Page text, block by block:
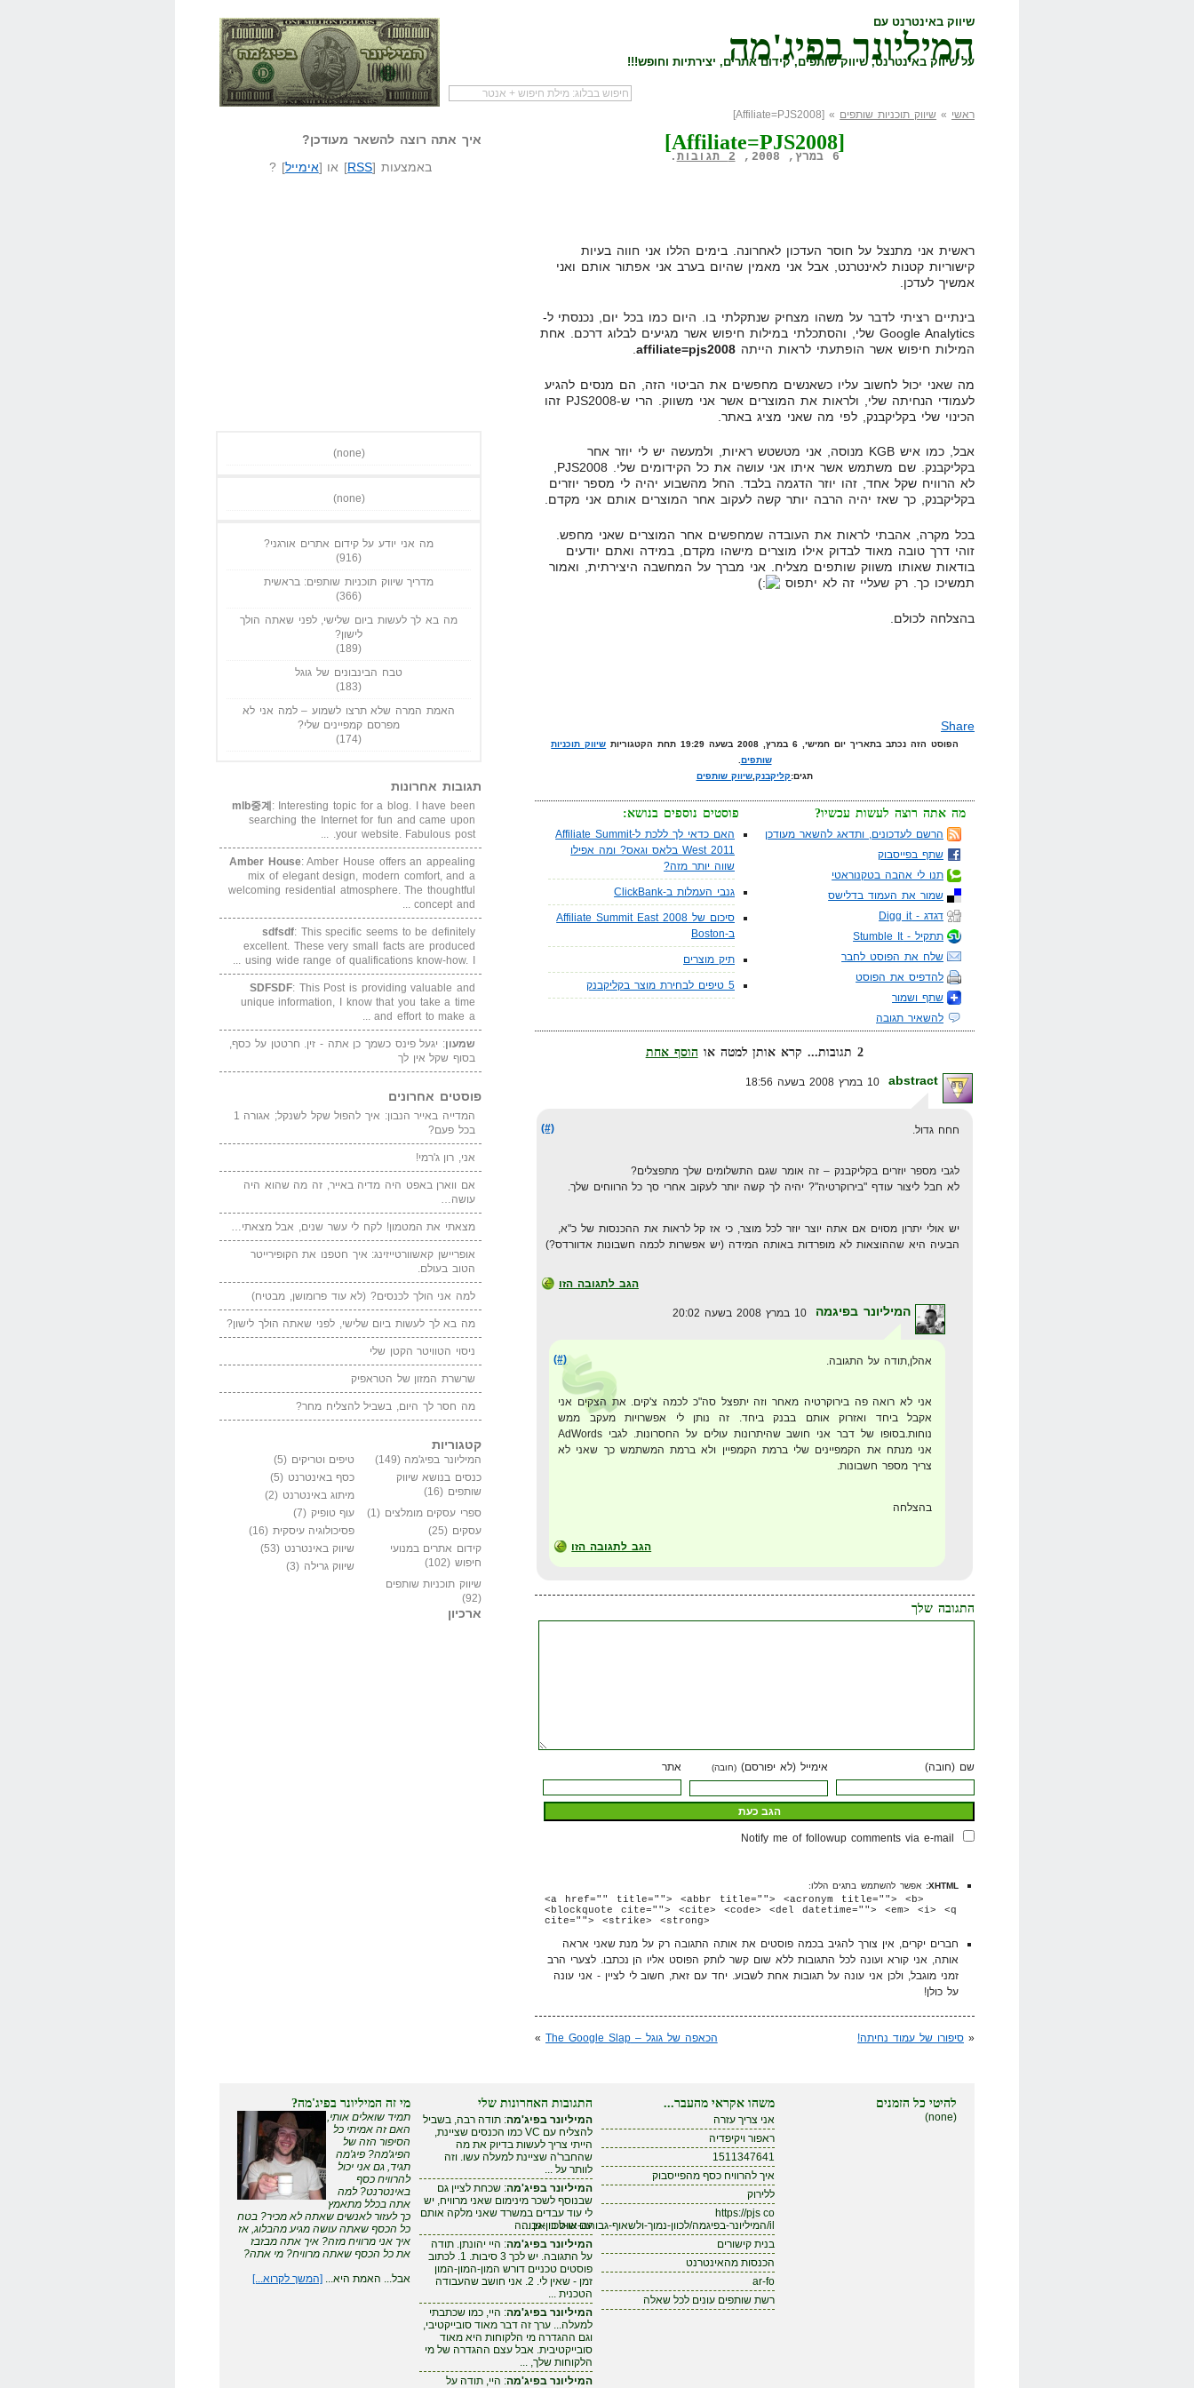
שיווק באינטרנט עם
המיליונר בפיג'מה
על שיווק באינטרנט, שיווק שותפים, קידום אתרים, יצירתיות וחופש!!!
שאל שאלה המיליונר בפיג'מה שיווק שותפים
ראשי » שיווק תוכניות שותפים » [Affiliate=PJS2008]
[Affiliate=PJS2008]
6 במרץ, 2008, 2 תגובות .
ראשית אני מתנצל על חוסר העדכון לאחרונה. בימים הללו אני חווה בעיות
קישוריות קטנות לאינטרנט, אבל אני מאמין שהיום בערב אני אפתור אותם ואני
אמשיך לעדכן.
בינתיים רציתי לדבר על משהו מצחיק שנתקלתי בו. היום כמו בכל יום, נכנסתי ל-
Google Analytics שלי, והסתכלתי במילות חיפוש אשר מגיעים לבלוג דרכם. אחת
המילות חיפוש אשר הופתעתי לראות הייתה affiliate=pjs2008
.
מה שאני יכול לחשוב עליו כשאנשים מחפשים את הביטוי הזה, הם מנסים להגיע
לעמודי הנחיתה שלי, ולראות את המוצרים אשר אני משווק. הרי ש-PJS2008 זהו
הכינוי שלי בקליקבנק, לפי מה שאני מציג באתר.
אבל, כמו איש KGB מנוסה, אני מטשטש ראיות, ולמעשה יש לי יוזר אחר
בקליקבנק. שם משתמש אשר איתו אני עושה את כל הקידומים שלי. PJS2008,
לא הרוויח שקל אחד, זהו יוזר הדגמה בלבד. החל מהשבוע יהיה לי מספר יוזרים
בקליקבנק, כך שאז יהיה הרבה יותר קשה לעקוב אחר המוצרים אותם אני מקדם.
בכל מקרה, אהבתי לראות את העובדה שמחפשים אחר המוצרים שאני מחפש.
זוהי דרך טובה מאוד לבדוק אילו מוצרים מישהו מקדם, במידה ואתם יודעים
בודאות שאותו משווק שותפים מצליח. אני מברך על המחשבה היצירתית, ואמור
תמשיכו כך. רק שעליי זה לא יתפוס
בהצלחה לכולם.
Share
הפוסט הזה נכתב בתאריך יום חמישי, 6 במרץ, 2008 בשעה 19:29 תחת הקטגוריות
שיווק תוכניות
שותפים
תגים:קליקבנק, שיווק שותפים
פוסטים נוספים בנושא:
האם כדאי לך ללכת ל-Affiliate Summit
West 2011 בלאס וגאס? ומה אפילו
שווה יותר מזה?
גנבי העמלות ב-ClickBank
סיכום של Affiliate Summit East 2008
ב-Boston
תיק מוצרים
5 טיפים לבחירת מוצר בקליקבנק
מה אתה רוצה לעשות עכשיו?
הרשם לעדכונים, ותדאג להשאר מעודכן
שתף בפייסבוק
תנו לי אהבה בטקנוראטי
שמור את העמוד בדלישס
דגדג - Digg it
תתקיל - Stumble It
שלח את הפוסט לחבר
להדפיס את הפוסט
שתף ושמור
להשאיר תגובה
2 תגובות... קרא אותן למטה או
הוסף אחת
abstract
(#) חחח גדול.
לגבי מספר יוזרים בקליקבנק – זה אומר שגם התשלומים שלך מתפצלים?
לא חבל ליצור עודף "בירוקרטיה"? יהיה לך קשה יותר לעקוב אחרי סך כל הרווחים שלך.
יש אולי יתרון מסוים אם אתה יוצר יוזר לכל מוצר, כי אז קל לראות את ההכנסות של כ"א,
הבעיה היא שההוצאות לא מופרדות באותה המידה (יש אפשרות לכמה חשבונות אדוורדס?)
הגב לתגובה הזו
המיליונר בפיגמה
(#) אהלן,תודה על התגובה.
אני לא רואה פה בירוקרטיה מאחר וזה יתפצל סה"כ לכמה צ'קים. את הצקים אני
אקבל ביחד ואזרוק אותם בבנק ביחד. זה נותן לי אפשרויות מעקב ממש
נוחות.בסופו של דבר אני חושב שהיתרונות עולים על החסרונות. לגבי AdWords
אני מנתח את הקמפיינים שלי ברמת הקמפיין ולא ברמת המשתמש כך שאני לא
צריך מספר חשבונות.
בהצלחה
הגב לתגובה הזו
התגובה שלך
שם (חובה) אימייל (לא יפורסם) (חובה) אתר
Notify me of followup comments via e-mail
XHTML: אפשר להשתמש בתגים הללו:
<a href="" title=""> <abbr title=""> <acronym title=""> <b>
<blockquote cite=""> <cite> <code> <del datetime=""> <em> <i> <q
cite=""> <strike> <strong>
חברים יקרים, אין צורך להגיב בכמה פוסטים את אותה התגובה רק על מנת שאני אראה
אותה, אני קורא ועונה לכל התגובות ללא שום קשר לותק הפוסט אליו הן נכתבו. לצערי הרב
זמני מוגבל, ולכן אני עונה על תגובות אחת לשבוע. יחד עם זאת, חשוב לי לציין - אני עונה
על כולן!
« סיפורו של עמוד נחיתה! הכאפה של גוגל – The Google Slap »
איך אתה רוצה להשאר מעודכן?
באמצעות [RSS] או [אימייל] ?
(none)
(none)
מה אני יודע על קידום אתרים אורגני?
(916)
מדריך שיווק תוכניות שותפים: בראשית
(366)
מה בא לך לעשות ביום שלישי, לפני שאתה הולך
לישון?
(189)
טבח הבינבונים של גוגל
(183)
האמת המרה שלא תרצו לשמוע – למה אני לא
מפרסם קמפיינים שלי?
(174)
תגובות אחרונות
mlb중계 : Interesting topic for a blog. I have been
searching the Internet for fun and came upon
your website. Fabulous post. ...
Amber House: Amber House offers an appealing
mix of elegant design, modern comfort, and a
welcoming residential atmosphere. The thoughtful
concept and ...
sdfsdf: This specific seems to be definitely
excellent. These very small facts are produced
using wide range of qualifications know-how. I ...
SDFSDF: This Post is providing valuable and
unique information, I know that you take a time
and effort to make a ...
שמעון: יגעל פינס כשמך כן אתה - זין. חרטטן על כסף,
בסוף שקל אין לך
פוסטים אחרונים
המדייה באייר הנבון: איך להפול שקל לשנקל; אגורה 1
בכל פעם?
אני, רון ג'רמי!
אם ווארן באפט היה מדיה באייר, זה מה שהוא היה
עושה…
מצאתי את המטמון! לקח לי עשר שנים, אבל מצאתי…
אופריישן קאשוורטייזינג: איך חטפנו את הקופירייטר
הטוב בעולם.
למה אני הולך לכנסים? (לא עוד פרומושן, מבטיח)
מה בא לך לעשות ביום שלישי, לפני שאתה הולך לישון?
ניסוי הטוויטר הקטן שלי
שרשרת המזון של הטראפיק
מה חסר לך היום, בשביל להצליח מחר?
קטגוריות
המיליונר בפיג'מה (149) טיפים וטריקים (5)
כנסים בנושא שיווק
שותפים (16)
כסף באינטרנט (5)
מיתוג באינטרנט (2)
ספרי עסקים מומלצים (1) עוף טופיק (7)
עסקים (25) פסיכולוגיה עיסקית (16)
קידום אתרים במנועי
חיפוש (102)
שיווק באינטרנט (53)
שיווק גרילה (3)
שיווק תוכניות שותפים
(92)
ארכיון
להיטי כל הזמנים
(none)
משהו אקראי מהעבר...
אני צריך עזרה
ראפור ויקיפדיה
1511347641
איך להרוויח כסף מהפייסבוק
ללירוק
https://pjs co
il/המיליונר-בפיגמה/לכוון-נמוך-ולשאוף-גבוהה-או-לכוון-גבוהה
בנית קישורים
הכנסות מהאינטרנט
ar-fo
רשת שותפים עונים לכל שאלה
התגובות האחרונות שלי
המיליונר בפיג'מה: תודה רבה, בשביל
להצליח עם VC כמו הכנסים שציינת,
הייתי צריך לעשות בדיוק את מה
שהחבר'ה שציינת למעלה עשו. וזה
לוותר על ...
המיליונר בפיג'מה: שכחת לציין גם
שבנוסף לשכר מינימום שאני מרוויח, יש
לי עוד עבדים במשרד שאני מלקה אותם
עם שוט כי אין ...
המיליונר בפיג'מה: היי יהונתן. תודה
על התגובה. יש לכך 3 סיבות. 1. לכתוב
פוסטים טכניים דורש המון-המון-המון
זמן - שאין לי. 2. אני חושב שהעבודה
הטכנית ...
המיליונר בפיג'מה: היי, כמו שכתבתי
למעלה... ערך זה דבר מאוד סובייקטיבי,
וגם ההגדרה מי הלקוחות היא מאוד
סובייקטיבית. אבל עצם ההגדרה של מי
הלקוחות שלך, ...
המיליונר בפיג'מה: היי, תודה על
מי זה המיליונר בפיג'מה?
תמיד שואלים אותי,
האם זה אמיתי כל
הסיפור הזה של
הפיג'מה? פיג'מה
תגיד, גם אני יכול
להרוויח כסף
באינטרנט? למה
אתה בכלל מתאמץ
כך לעזור לאנשים שאתה לא מכיר? בטח
כל הכסף שאתה עושה מגיע מהבלוג, אז
איך אני מרוויח מזה? איך אתה מבזבז
את כל הכסף שאתה מרוויח? מי אתה?
אבל... האמת היא... [המשך לקרוא...]